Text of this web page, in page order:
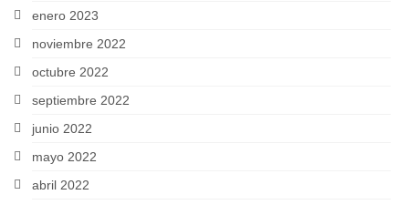
enero 2023
noviembre 2022
octubre 2022
septiembre 2022
junio 2022
mayo 2022
abril 2022